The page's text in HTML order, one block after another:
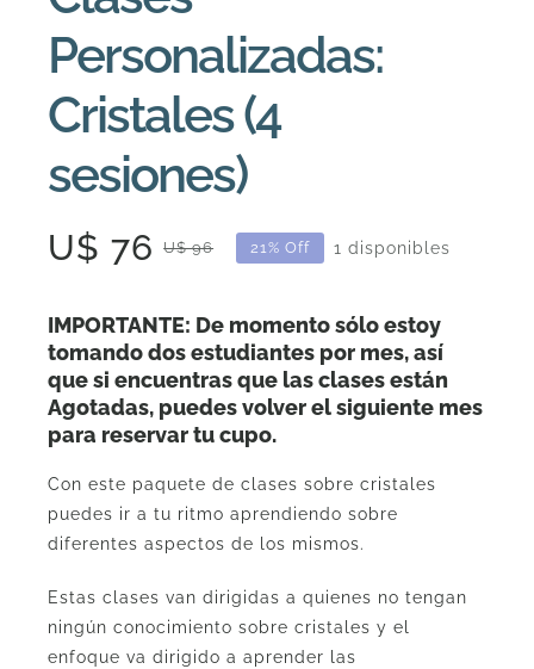
Personalizadas:
Cristales (4
sesiones)
U$96
El
precio
original
era:
U$
96.
U$ 76
El
precio
actual
es:
U$
76.
21% Off 1 disponibles
IMPORTANTE: De momento sólo estoy
tomando dos estudiantes por mes, así
que si encuentras que las clases están
Agotadas, puedes volver el siguiente mes
para reservar tu cupo.
Con este paquete de clases sobre cristales
puedes ir a tu ritmo aprendiendo sobre
diferentes aspectos de los mismos.
Estas clases van dirigidas a quienes no tengan
ningún conocimiento sobre cristales y el
enfoque va dirigido a aprender las